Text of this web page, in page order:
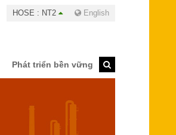
HOSE : NT2 English
Phát triển bền vững